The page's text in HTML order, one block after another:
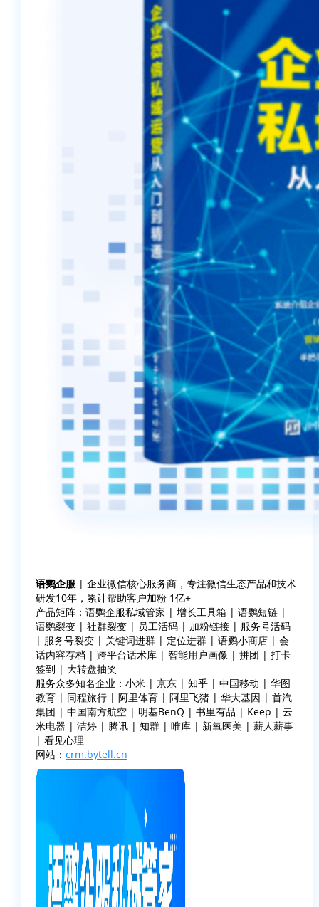
语鹦企服 | 企业微信核心服务商，专注微信生态产品和技术
研发10年，累计帮助客户加粉 1亿+
产品矩阵：语鹦企服私域管家 | 增长工具箱 | 语鹦短链 |
语鹦裂变 | 社群裂变 | 员工活码 | 加粉链接 | 服务号活码
| 服务号裂变 | 关键词进群 | 定位进群 | 语鹦小商店 | 会
话内容存档 | 跨平台话术库 | 智能用户画像 | 拼团 | 打卡
签到 | 大转盘抽奖
服务众多知名企业：小米 | 京东 | 知乎 | 中国移动 | 华图
教育 | 同程旅行 | 阿里体育 | 阿里飞猪 | 华大基因 | 首汽
集团 | 中国南方航空 | 明基BenQ | 书里有品 | Keep | 云
米电器 | 洁婷 | 腾讯 | 知群 | 唯库 | 新氧医美 | 薪人薪事
| 看见心理
网站： crm.bytell.cn